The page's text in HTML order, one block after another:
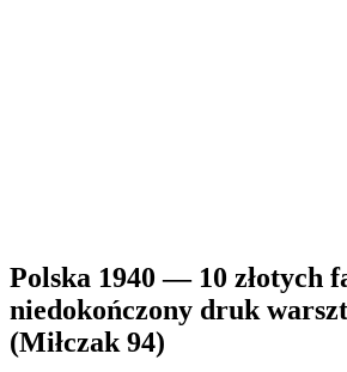
Polska 1940 — 10 złotych
niedokończony druk
(Miłczak 94)